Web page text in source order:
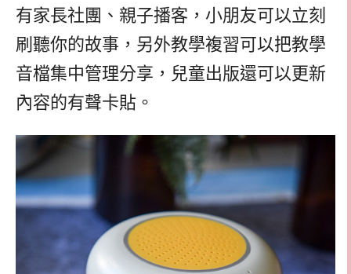
有家長社團、親子播客，小朋友可以立刻
刷聽你的故事，另外教學複習可以把教學
音檔集中管理分享，兒童出版還可以更新
內容的有聲卡貼。